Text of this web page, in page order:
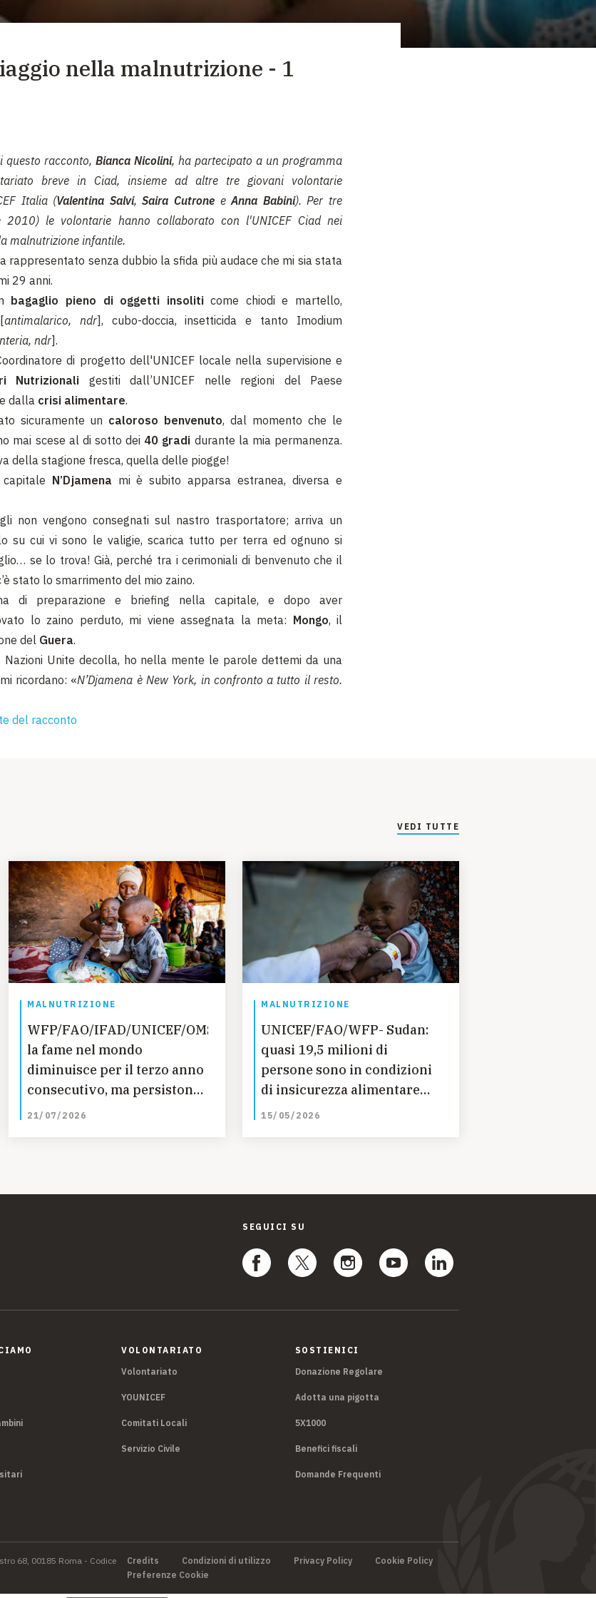
MODI PER DONARE. SCEGLI IL PIÙ
PER TE
nella malnutrizione - 1
questo racconto, Bianca Nicolini, ha partecipato a un programma
breve in Ciad, insieme ad altre tre giovani volontarie
Italia (Valentina Salvi,Saira Cutrone eAnna Babini). Per tre
2010) le volontarie hanno collaborato con l'UNICEF Ciad nei
malnutrizione infantile.
rappresentato senza dubbio la sfida più audace che mi sia stata
29 anni.
bagaglio pieno di oggetti insoliticome chiodi e martello,
antimalarico, ndr], cubo-doccia, insetticida e tanto Imodium
ndr].
di progetto dell'UNICEF locale nella supervisione e
Nutrizionali gestiti dall’UNICEF nelle regioni del Paese
dalla crisi alimentare.
sicuramente un caloroso benvenuto, dal momento che le
mai scese al di sotto dei 40 gradi durante la mia permanenza.
della stagione fresca, quella delle piogge!
N’Djamena mi è subito apparsa estranea, diversa e
non vengono consegnati sul nastro trasportatore; arriva un
su cui vi sono le valigie, scarica tutto per terra ed ognuno si
se lo trova! Già, perché tra i cerimoniali di benvenuto che il
stato lo smarrimento del mio zaino.
di preparazione e briefing nella capitale, e dopo aver
lo zaino perduto, mi viene assegnata la meta: Mongo, il
del Guera.
Nazioni Unite decolla, ho nella mente le parole dettemi da una
ricordano: «N’Djamena è New York, in confronto a tutto il resto.
del racconto
VEDI TUTTE
MALNUTRIZIONE
WFP/FAO/IFAD/UNICEF/OMS:
la fame nel mondo
diminuisce per il terzo anno
consecutivo, ma persistono
le disparità regionali –
21/07/2026
MALNUTRIZIONE
UNICEF/FAO/WFP- Sudan:
quasi 19,5 milioni di
persone sono in condizioni
di insicurezza alimentare
acuta
15/05/2026
SEGUICI SU
VOLONTARIATO
Volontariato
YOUNICEF
Comitati Locali
Servizio Civile
SOSTIENICI
Donazione Regolare
Adotta una pigotta
5X1000
Benefici fiscali
Domande Frequenti
Credits Condizioni di utilizzo Privacy Policy
Cookie Policy
Preferenze Cookie
68, 00185 Roma - Codice